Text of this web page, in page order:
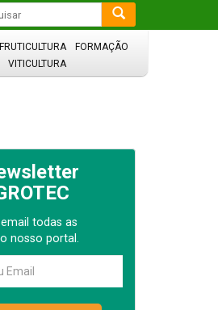
FRUTICULTURA
FORMAÇÃO
VITICULTURA
todas as
nosso portal.